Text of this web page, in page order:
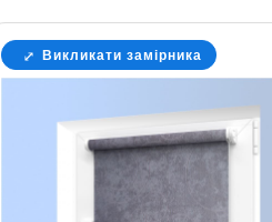
Викликати замірника